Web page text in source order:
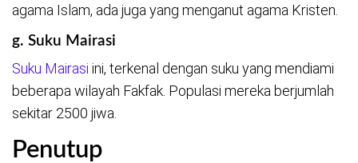
agama Islam, ada juga yang menganut agama Kristen.
g. Suku Mairasi
Suku Mairasi ini, terkenal dengan suku yang mendiami
beberapa wilayah Fakfak. Populasi mereka berjumlah
sekitar 2500 jiwa.
Penutup